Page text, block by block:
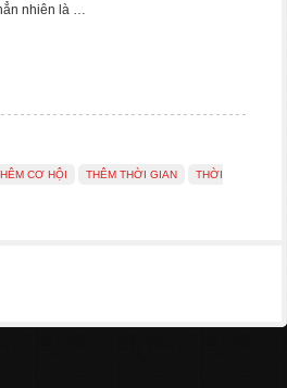
nhiên là …
CƠ HỘI THÊM THỜI GIAN
THỜI